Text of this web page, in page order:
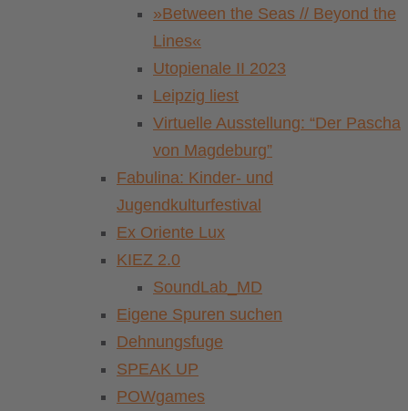
»Between the Seas // Beyond the
Lines«
Utopienale II 2023
Leipzig liest
Virtuelle Ausstellung: “Der Pascha
von Magdeburg”
Fabulina: Kinder- und
Jugendkulturfestival
Ex Oriente Lux
KIEZ 2.0
SoundLab_MD
Eigene Spuren suchen
Dehnungsfuge
SPEAK UP
POWgames